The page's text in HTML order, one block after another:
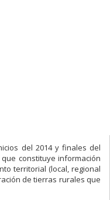
del 2014 y finales del
constituye información
territorial (local, regional
de tierras rurales que